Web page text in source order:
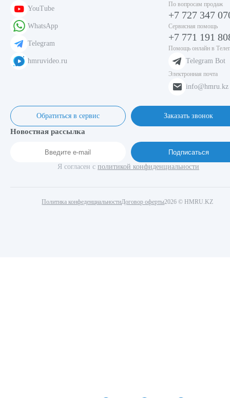
YouTube
WhatsApp
Telegram
hmruvideo.ru
По вопросам продаж
+7 727 347
Сервисная помощь
+7 771 191
Помощь онлайн в
Telegram Bot
Электронная почта
info@hmru.kz
Обратиться в сервис Заказать звонок
Новостная рассылка
Подписаться
Я согласен с политикой конфиденциальности
Политика конфеденциальности 2026 © HMRU.KZ
Договор оферты